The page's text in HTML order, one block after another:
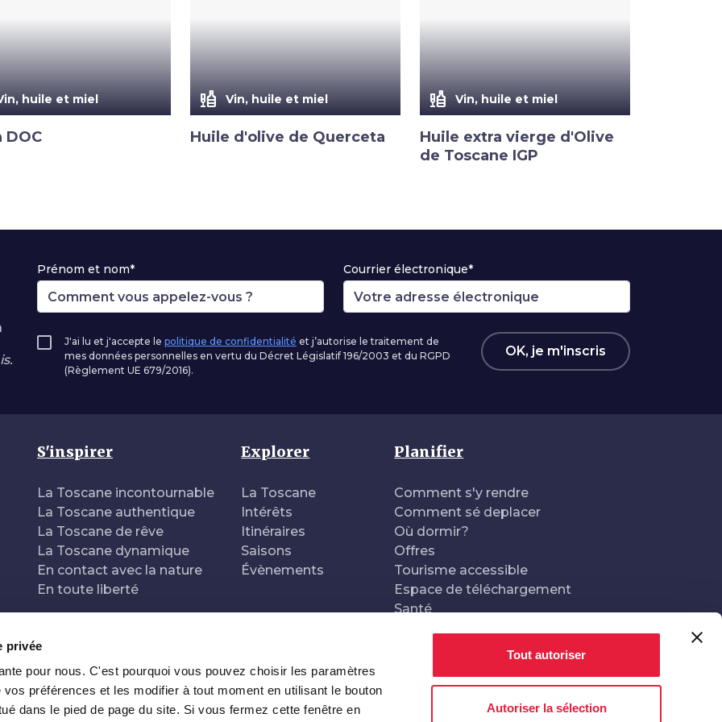
privée
pour nous. C'est pourquoi vous pouvez choisir les paramètres
préférences et les modifier à tout moment en utilisant le bouton
dans le pied de page du site. Si vous fermez cette fenêtre en
Tout autoriser
Autoriser la sélection
huile et miel
DOC
liquor Vin, huile et miel
Huile d'olive de Querceta
liquor Vin, huile et miel
Huile extra vierge d'Olive
de Toscane IGP
Prénom et nom* Courrier électronique*
J'ai lu et j'accepte le politique de confidentialité et j’autorise le traitement de
mes données personnelles en vertu du Décret Législatif 196/2003 et du RGPD
(Règlement UE 679/2016).
OK, je m'inscris
S'inspirer
La Toscane incontournable
La Toscane authentique
La Toscane de rêve
La Toscane dynamique
En contact avec la nature
En toute liberté
Explorer
La Toscane
Intérêts
Itinéraires
Saisons
Évènements
Planifier
Comment s'y rendre
Comment sé deplacer
Où dormir?
Offres
Tourisme accessible
Espace de téléchargement
Santé
Conçu et géré par En collaboration avec